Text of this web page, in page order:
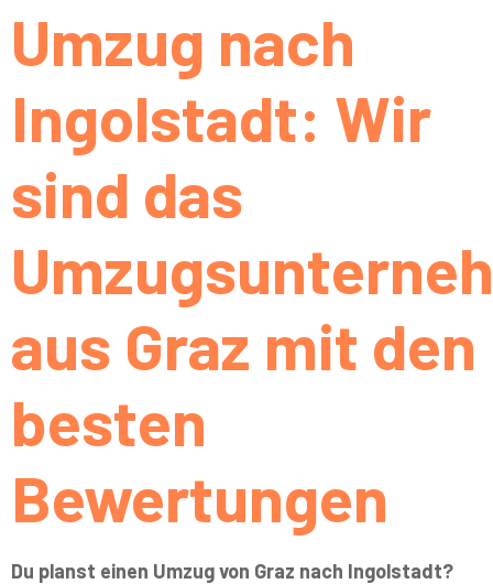
Umzug nach
Ingolstadt: Wir
sind das
aus Graz mit den
besten
Bewertungen
Du planst einen Umzug von Graz nach Ingolstadt?